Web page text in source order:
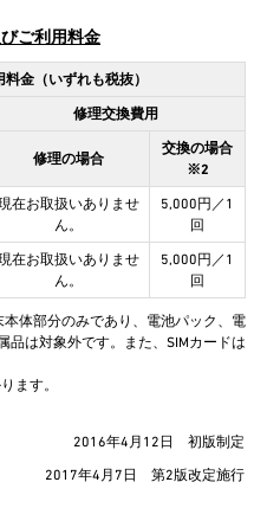
ご利用料金
料金（いずれも税抜）
修理交換費用
修理の場合
交換の場合
※2
在お取扱いありませ
ん。
5,000円／1
回
在お取扱いありませ
ん。
5,000円／1
回
体部分のみであり、電池パック、電
品は対象外です。また、SIMカードは
ます。
2016年4月12日 初版制定
2017年4月7日 第2版改定施行